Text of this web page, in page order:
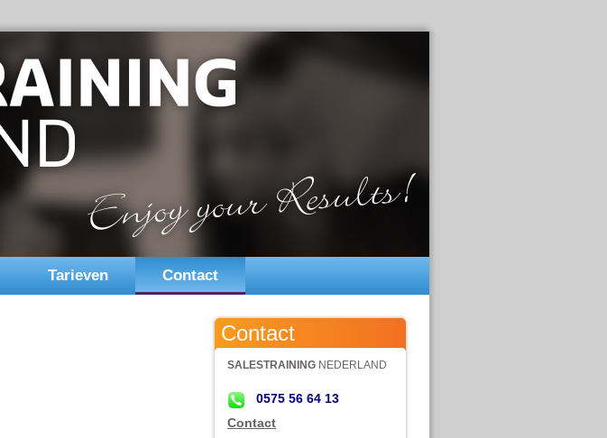
Tarieven Contact
Contact
SALESTRAINING NEDERLAND
0575 56 64 13
Contact